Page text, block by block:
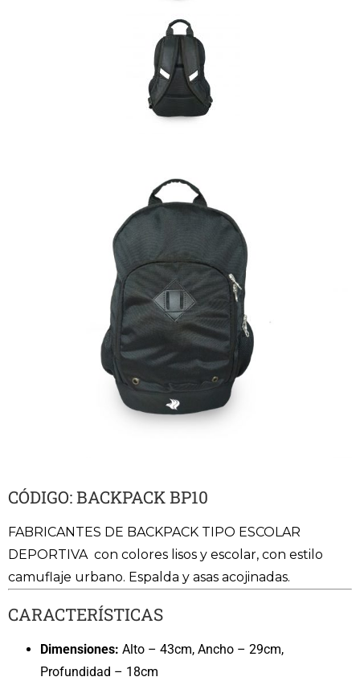
CÓDIGO: BACKPACK BP10
FABRICANTES DE BACKPACK TIPO ESCOLAR
DEPORTIVA con colores lisos y escolar, con estilo
camuflaje urbano. Espalda y asas acojinadas.
CARACTERÍSTICAS
Dimensiones: Alto – 43cm, Ancho – 29cm,
Profundidad – 18cm